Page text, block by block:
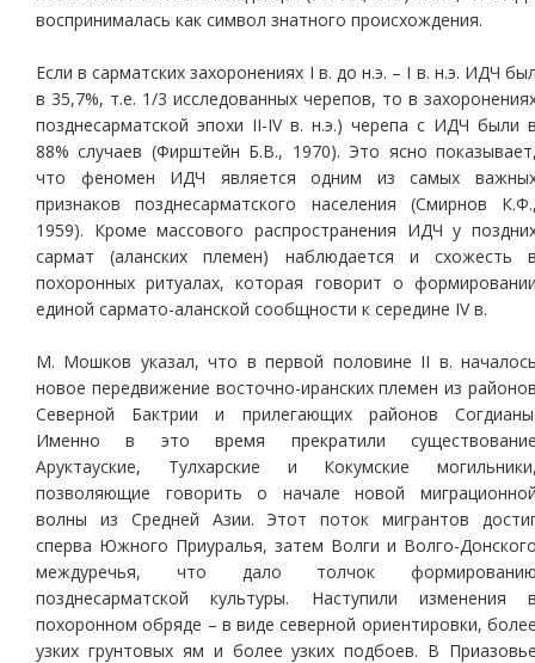
воспринималась как символ знатного происхождения.
Если в сарматских захоронениях I в. до н.э. – I в. н.э. ИДЧ
в 35,7%, т.е. 1/3 исследованных черепов, то в
позднесарматской эпохи II-IV в. н.э.) черепа с ИДЧ были
88% случаев (Фирштейн Б.В., 1970). Это ясно
что феномен ИДЧ является одним из самых
признаков позднесарматского населения (Смирнов
1959). Кроме массового распространения ИДЧ у
сармат (аланских племен) наблюдается и схожесть
похоронных ритуалах, которая говорит о
единой сармато-аланской сообщности к середине IV в.
М. Мошков указал, что в первой половине II в.
новое передвижение восточно-иранских племен из
Северной Бактрии и прилегающих районов
Именно в это время прекратили
Аруктауские, Тулхарские и Кокумские
позволяющие говорить о начале новой
волны из Средней Азии. Этот поток мигрантов
сперва Южного Приуралья, затем Волги и Волго-
междуречья, что дало толчок
позднесарматской культуры. Наступили изменения
похоронном обряде – в виде северной ориентировки,
узких грунтовых ям и более узких подбоев. В